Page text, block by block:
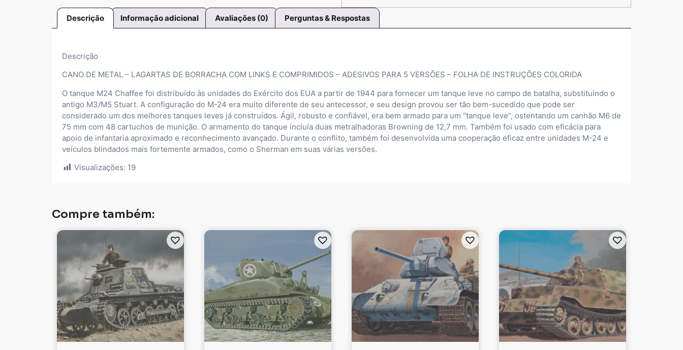
Descrição Informação adicional Avaliações (0) Perguntas & Respostas
Descrição
CANO DE METAL – LAGARTAS DE BORRACHA COM LINKS E COMPRIMIDOS – ADESIVOS PARA 5 VERSÕES – FOLHA DE INSTRUÇÕES COLORIDA
O tanque M24 Chaffee foi distribuído às unidades do Exército dos EUA a partir de 1944 para fornecer um tanque leve no campo de batalha, substituindo o
antigo M3/M5 Stuart. A configuração do M-24 era muito diferente de seu antecessor, e seu design provou ser tão bem-sucedido que pode ser
considerado um dos melhores tanques leves já construídos. Ágil, robusto e confiável, era bem armado para um “tanque leve”, ostentando um canhão M6 de
75 mm com 48 cartuchos de munição. O armamento do tanque incluía duas metralhadoras Browning de 12,7 mm. Também foi usado com eficácia para
apoio de infantaria aproximado e reconhecimento avançado. Durante o conflito, também foi desenvolvida uma cooperação eficaz entre unidades M-24 e
veículos blindados mais fortemente armados, como o Sherman em suas várias versões.
Visualizações: 19
Compre também: